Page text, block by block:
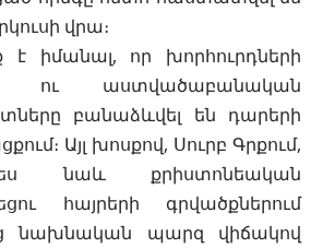
վրա։
է իմանալ, որ խորհուրդների
ու աստվածաբանական
բանաձևվել են դարերի
Այլ խոսքով, Սուրբ Գրքում,
նաև քրիստոնեական
հայրերի գրվածքներում
նախնական պարզ վիճակով